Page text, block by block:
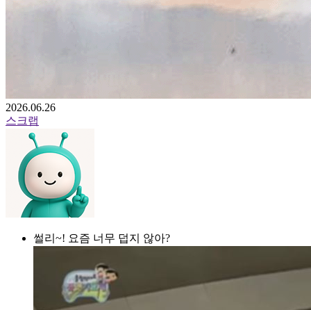
2026.06.26
스크랩
썰리~! 요즘 너무 덥지 않아?